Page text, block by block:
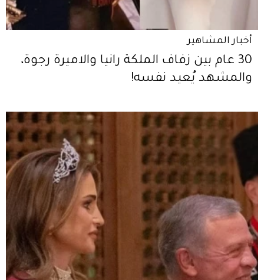
أخبار المشاهير
30 عام بين زفاف الملكة رانيا والاميرة رجوة،
والمشهد يُعيد نفسه!